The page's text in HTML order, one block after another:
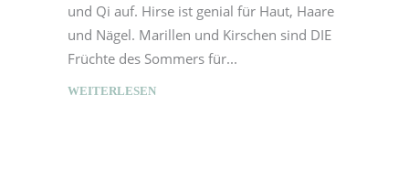
und Qi auf. Hirse ist genial für Haut, Haare
und Nägel. Marillen und Kirschen sind DIE
Früchte des Sommers für
WEITERLESEN